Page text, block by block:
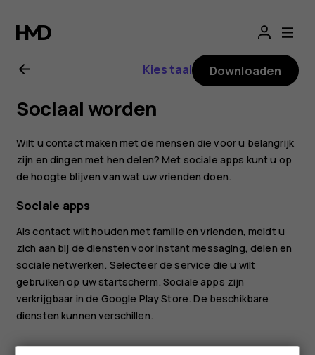
voor
Nokia
8.1
Kies taal Downloaden
Sociaal worden
Wilt u contact maken met de mensen die voor u belangrijk
zijn en dingen met hen delen? Met sociale apps kunt u op
de hoogte blijven van wat uw vrienden doen.
Sociale apps
Als contact wilt houden met familie en vrienden, meldt u
zich aan bij de diensten voor instant messaging, delen en
sociale netwerken. Selecteer de service die u wilt
gebruiken op uw startscherm. Sociale apps zijn
verkrijgbaar in de Google Play Store. De beschikbare
diensten kunnen verschillen.